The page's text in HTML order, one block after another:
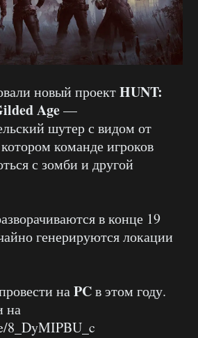
новый проектHUNT:
Age—
шутер с видом от
команде игроков
с зомби и другой
в конце 19
генерируются локации
наPCв этом году.
на
8_DyMIPBU_c